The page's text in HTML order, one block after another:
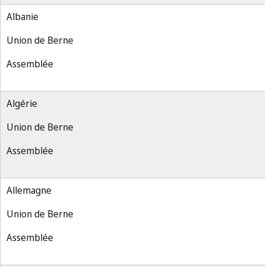
Albanie
Union de Berne
Assemblée
Algérie
Union de Berne
Assemblée
Allemagne
Union de Berne
Assemblée